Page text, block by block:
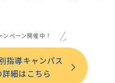
ペーン開催中！
指導キャンパス
細はこちら